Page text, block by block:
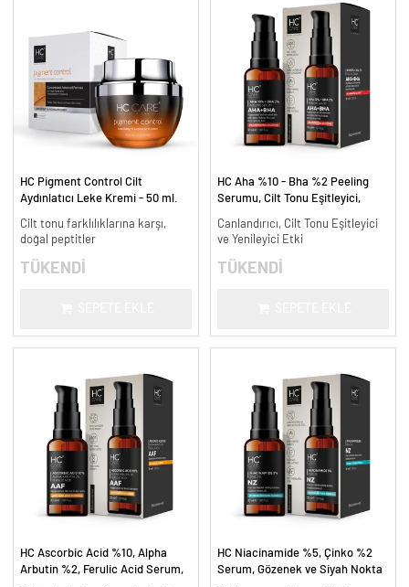
HC Pigment Control Cilt
Aydınlatıcı Leke Kremi - 50 ml.
Cilt tonu farklılıklarına karşı,
doğal peptitler
TÜKENDİ
HC Aha %10 - Bha %2 Peeling
Serumu, Cilt Tonu Eşitleyici,
Canlandırıcı, Cilt Tonu Eşitleyici
ve Yenileyici Etki
TÜKENDİ
HC Ascorbic Acid %10, Alpha
Arbutin %2, Ferulic Acid Serum,
HC Niacinamide %5, Çinko %2
Serum, Gözenek ve Siyah Nokta